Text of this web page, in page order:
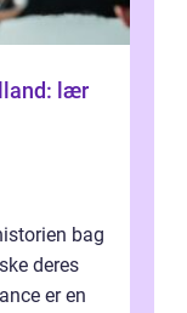
lær
bag
deres
er en